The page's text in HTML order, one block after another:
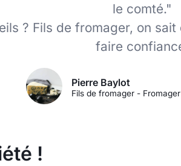
le comté."
? Fils de fromager, on
faire
Pierre Baylot
Fils de fromager -
!